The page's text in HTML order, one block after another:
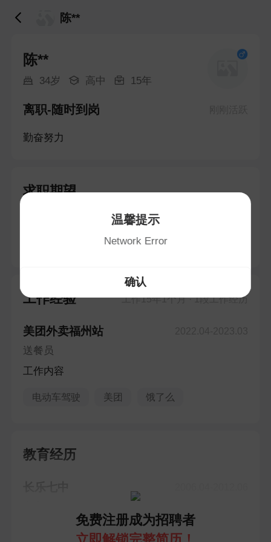
陈**
陈**
34岁 高中 15年
离职-随时到岗
勤奋努力
求职期望
工作经验 工作15年1个月 · 1段工作经历
美团外卖福州站
送餐员
工作内容
电动车驾驶 美团 饿了么
教育经历
免费注册成为招聘者
温馨提示
Network Error
确认